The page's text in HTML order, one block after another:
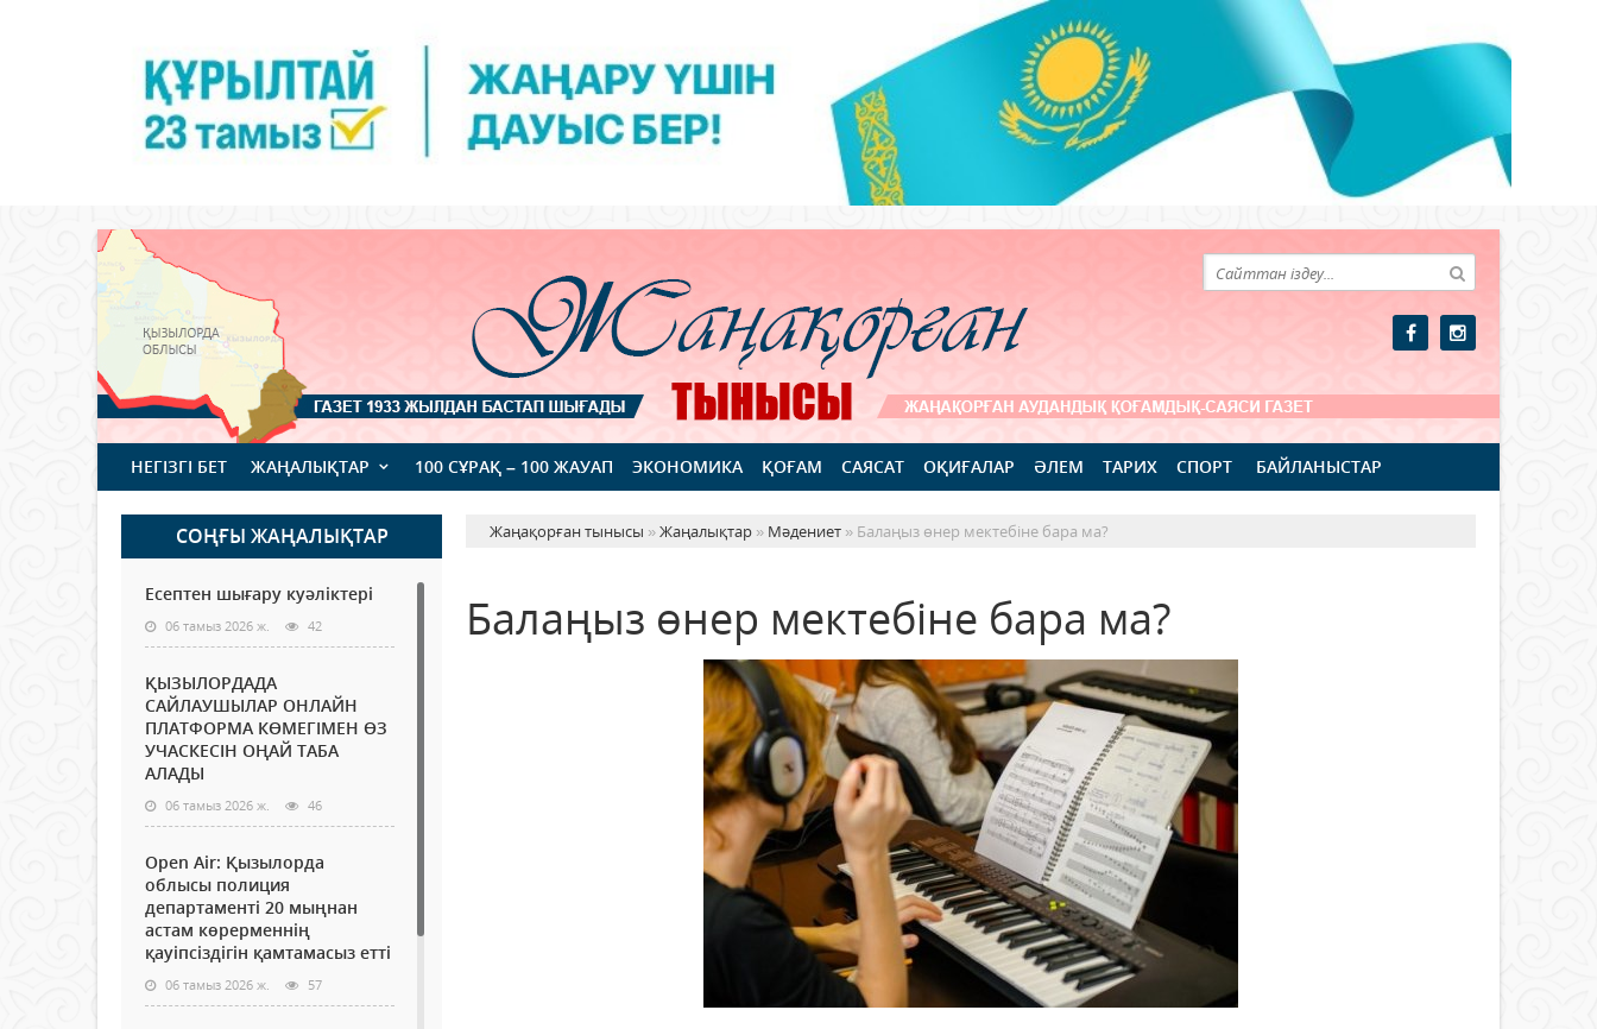
НЕГІЗГІ БЕТ ЖАҢАЛЫҚТАР 100 СҰРАҚ – 100 ЖАУАП ЭКОНОМИКА ҚОҒАМ САЯСАТ ОҚИҒАЛАР ӘЛЕМ ТАРИХ СПОРТ БАЙЛАНЫСТАР
СОҢҒЫ ЖАҢАЛЫҚТАР
Есептен шығару куәліктері
06 тамыз 2026 ж. 42
ҚЫЗЫЛОРДАДА
САЙЛАУШЫЛАР ОНЛАЙН
ПЛАТФОРМА КӨМЕГІМЕН ӨЗ
УЧАСКЕСІН ОҢАЙ ТАБА
АЛАДЫ
06 тамыз 2026 ж. 46
Open Air: Қызылорда
облысы полиция
департаменті 20 мыңнан
астам көрерменнің
қауіпсіздігін қамтамасыз етті
06 тамыз 2026 ж. 57
Жаңақорған тынысы »Жаңалықтар » Мәдениет » Балаңыз өнер мектебіне бара ма?
Балаңыз өнер мектебіне бара ма?